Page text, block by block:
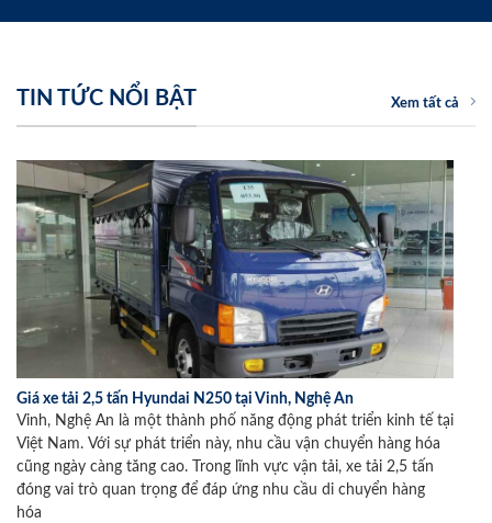
TIN TỨC NỔI BẬT Xem tất cả
Giá xe tải 2,5 tấn Hyundai N250 tại Vinh, Nghệ An
Vinh, Nghệ An là một thành phố năng động phát triển kinh tế tại
Việt Nam. Với sự phát triển này, nhu cầu vận chuyển hàng hóa
cũng ngày càng tăng cao. Trong lĩnh vực vận tải, xe tải 2,5 tấn
đóng vai trò quan trọng để đáp ứng nhu cầu di chuyển hàng
hóa